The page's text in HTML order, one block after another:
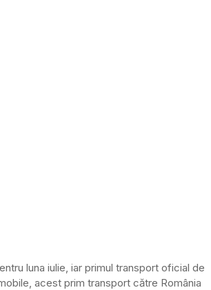
luna iulie, iar primul transport oficial de
acest prim transport către România